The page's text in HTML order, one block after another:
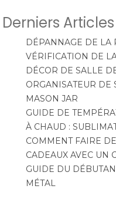
Derniers Articles
DÉPANNAGE DE LA
VÉRIFICATION DE
DÉCOR DE SALLE
ORGANISATEUR DE
MASON JAR
GUIDE DE
À CHAUD :
COMMENT FAIRE
CADEAUX AVEC UN
GUIDE DU
MÉTAL